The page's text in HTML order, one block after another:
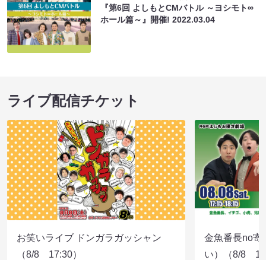
『第6回 よしもとCMバトル ～ヨシモト∞
ホール篇～』開催!2022.03.04
ライブ配信チケット
お笑いライブ ドンガラガッシャン
（8/8 17:30）
金魚番長no寄
い）（8/8